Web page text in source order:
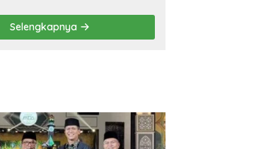
Selengkapnya